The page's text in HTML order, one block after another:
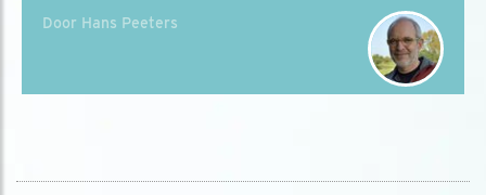
Door Hans Peeters